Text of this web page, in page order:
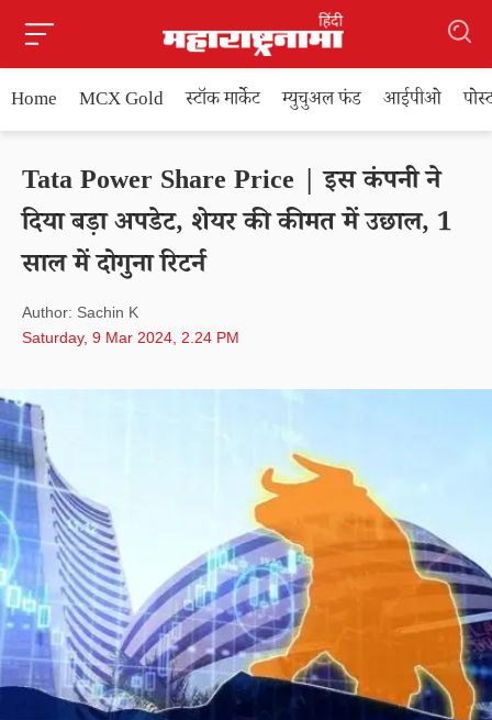
Home MCX Gold स्टॉक मार्केट म्युचुअल फंड आईपीओ
Tata Power Share Price | इस कंपनी ने
दिया बड़ा अपडेट, शेयर की कीमत में उछाल, 1
साल में दोगुना रिटर्न
Author: Sachin K
Saturday, 9 Mar 2024, 2.24 PM